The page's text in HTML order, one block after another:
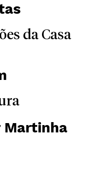
da Casa
Martinha